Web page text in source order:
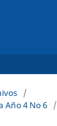
/
Año 4 No 6 /